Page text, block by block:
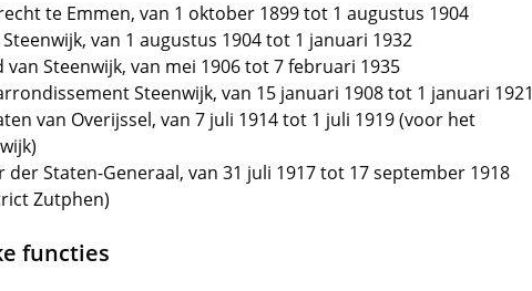
te Emmen, van 1 oktober 1899 tot 1 augustus 1904
van 1 augustus 1904 tot 1 januari 1932
Steenwijk, van mei 1906 tot 7 februari 1935
Steenwijk, van 15 januari 1908 tot 1 januari 1921
van Overijssel, van 7 juli 1914 tot 1 juli 1919 (voor het
der Staten-Generaal, van 31 juli 1917 tot 17 september 1918
Zutphen)
functies